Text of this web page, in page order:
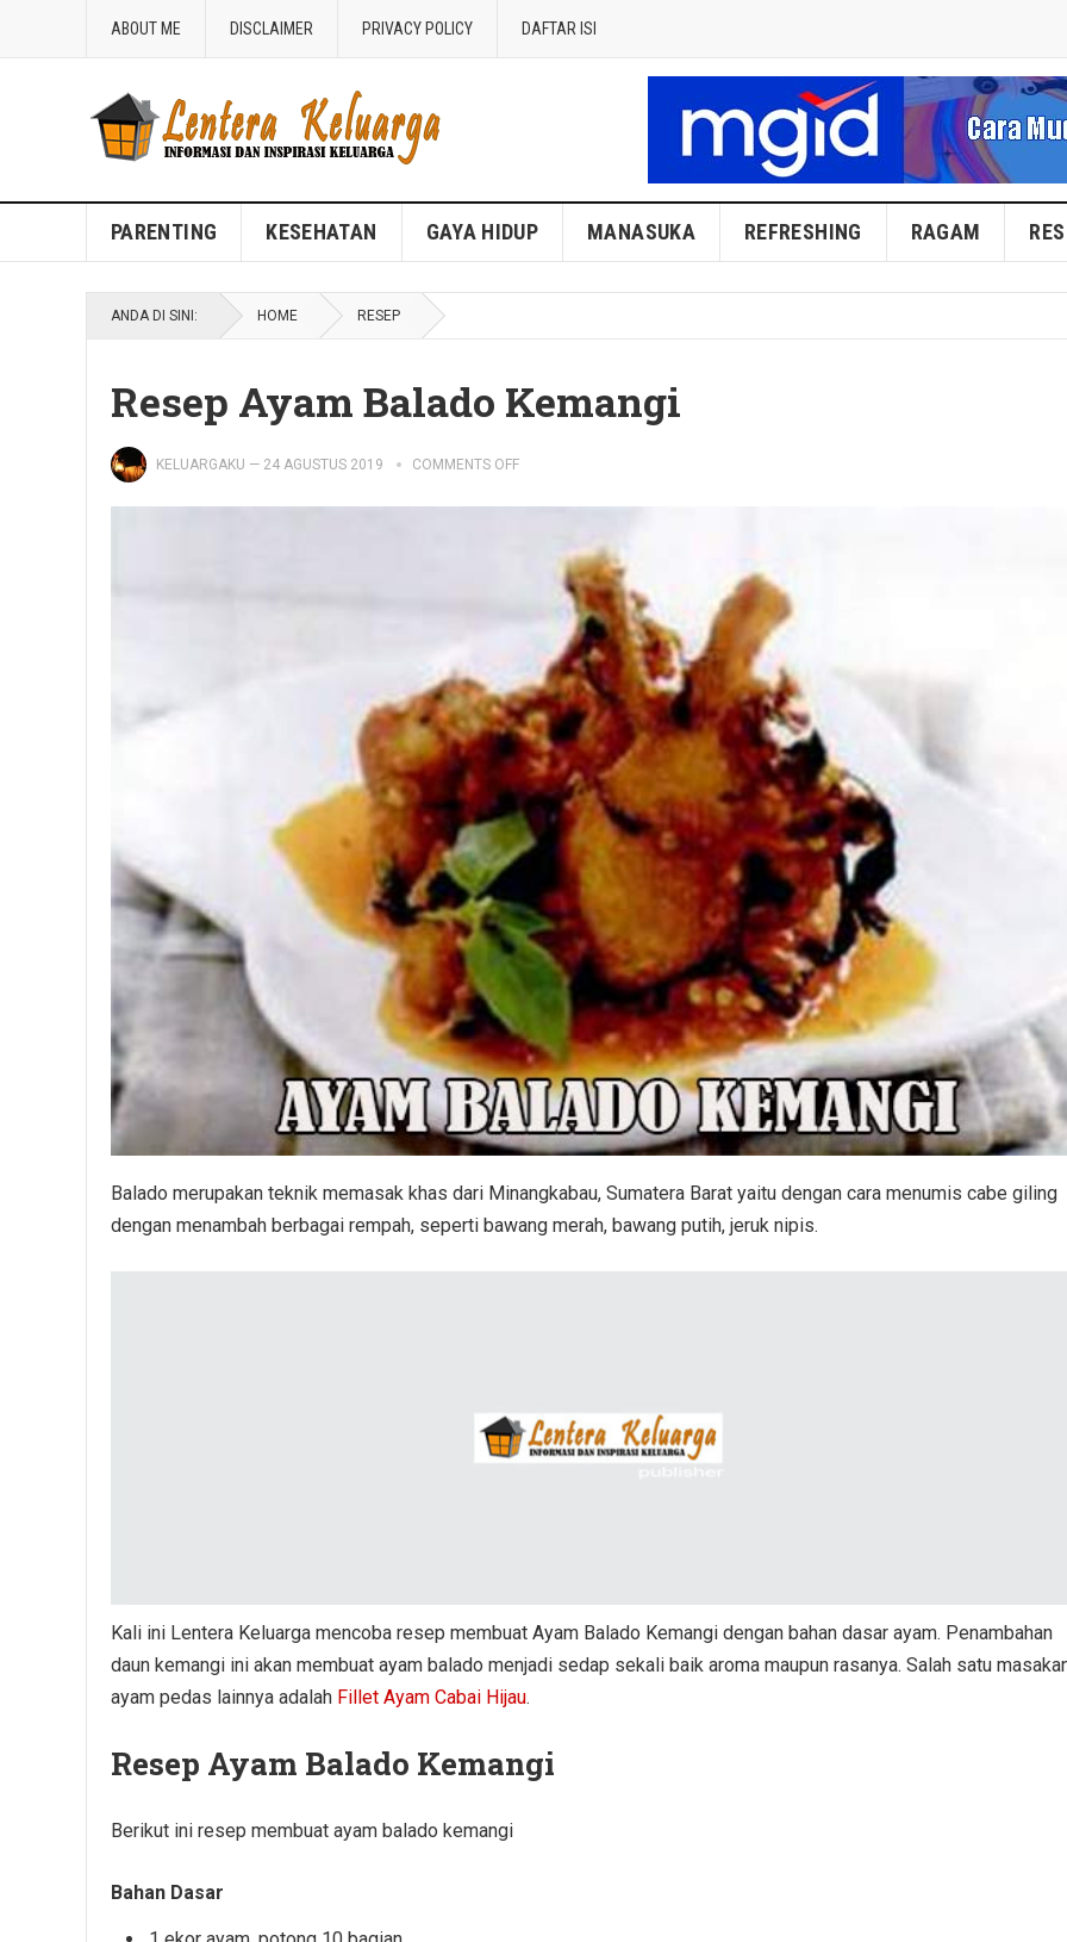
ABOUT ME DISCLAIMER PRIVACY POLICY DAFTAR ISI
Blog Lentera Keluarga
PARENTING KESEHATAN GAYA HIDUP MANASUKA REFRESHING RAGAM
ANDA DI SINI: HOME RESEP
Resep Ayam Balado Kemangi
KELUARGAKU — 24 AGUSTUS 2019 COMMENTS OFF
Balado merupakan teknik memasak khas dari Minangkabau, Sumatera Barat yaitu dengan cara menumis cabe giling
dengan menambah berbagai rempah, seperti bawang merah, bawang putih, jeruk nipis.
Kali ini Lentera Keluarga mencoba resep membuat Ayam Balado Kemangi dengan bahan dasar ayam. Penambahan
daun kemangi ini akan membuat ayam balado menjadi sedap sekali baik aroma maupun rasanya. Salah satu
ayam pedas lainnya adalah Fillet Ayam Cabai Hijau.
Resep Ayam Balado Kemangi
Berikut ini resep membuat ayam balado kemangi
Bahan Dasar